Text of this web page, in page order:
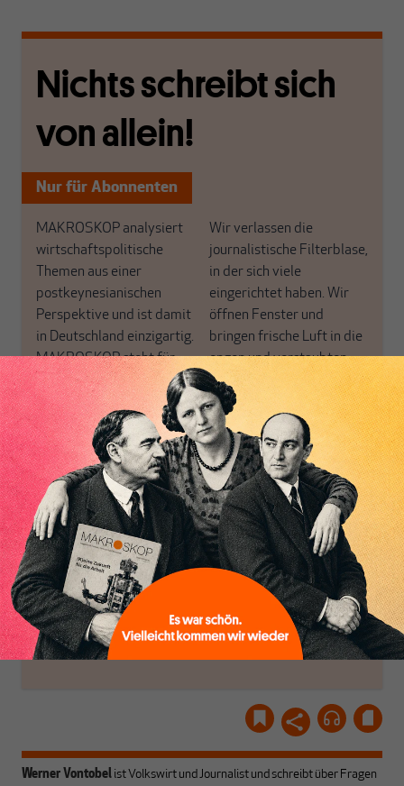
Nichts schreibt sich
von allein!
Nur für Abonnenten
MAKROSKOP analysiert
wirtschaftspolitische
Themen aus einer
postkeynesianischen
Perspektive und ist damit
in Deutschland einzigartig.
MAKROSKOP steht für
das große Ganze. Wir
haben einen Blick auf
Geld, Wirtschaft und
Politik, den Sie so
woanders nicht finden.
Dabei leben wir von
unseren Autoren, ihren
Recherchen, ihrem Wissen
und ihrem Enthusiasmus.
Gemeinsam scheren wir
aus den schmaler
werdenden Leitplanken
des Denkens aus.
Wir verlassen die
journalistische Filterblase,
in der sich viele
eingerichtet haben. Wir
öffnen Fenster und
bringen frische Luft in die
engen und verstaubten
Debattenräume.
Brauchen Sie auch frische
Luft? Dann folgen Sie
einfach dem Button.
ABONNIEREN SIE
MAKROSKOP
Schon Abonnent? Dann
einloggen!
Werner Vontobel ist Volkswirt und Journalist und schreibt über Fragen